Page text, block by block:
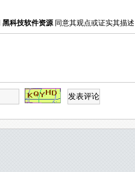
黑科技软件资源同意其观点或证实其描述